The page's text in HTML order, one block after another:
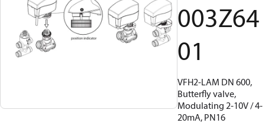
003Z64
01
VFH2-LAM DN 600,
Butterfly valve,
Modulating 2-10V / 4-
20mA, PN16